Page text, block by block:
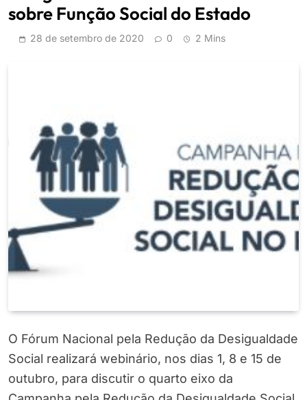
sobre Função Social do Estado
28 de setembro de 2020 0 2 Mins
O Fórum Nacional pela Redução da Desigualdade
Social realizará webinário, nos dias 1, 8 e 15 de
outubro, para discutir o quarto eixo da